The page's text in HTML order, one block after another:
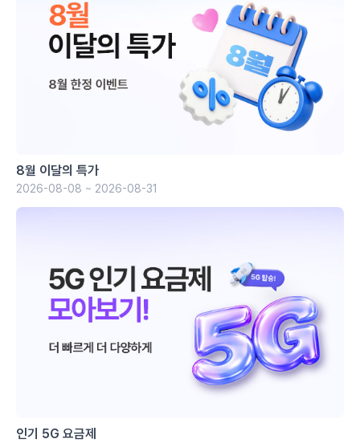
8월 이달의 특가
2026-08-08 ~ 2026-08-31
인기 5G 요금제